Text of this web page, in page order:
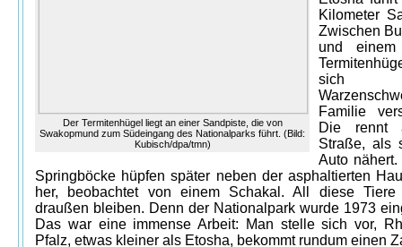
Der Termitenhügel liegt an einer Sandpiste, die von
Swakopmund zum Südeingang des Nationalparks führt. (Bild:
Kubisch/dpa/tmn)
Kilometer
Zwischen
und einem
sich
Familie
Die rennt
Straße, als
Auto nähert.
Springböcke hüpfen später neben der asphaltierten
her, beobachtet von einem Schakal. All diese Tiere
draußen bleiben. Denn der Nationalpark wurde 1973
Das war eine immense Arbeit: Man stelle sich vor,
Pfalz, etwas kleiner als Etosha, bekommt rundum einen